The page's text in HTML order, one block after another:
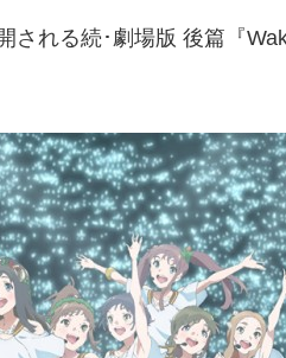
される続･劇場版 後篇『